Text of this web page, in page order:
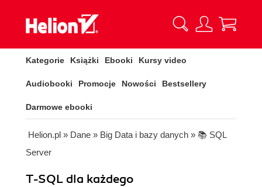
Kategorie Książki Ebooki Kursy video
Audiobooki Promocje Nowości Bestsellery
Darmowe ebooki
Helion.pl » Dane » Big Data i bazy danych » 📚 SQL
Server
T-SQL dla każdego